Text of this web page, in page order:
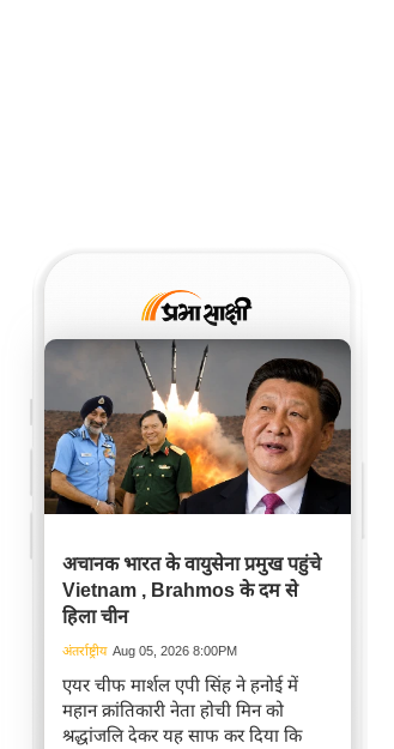
अचानक भारत के वायुसेना प्रमुख पहुंचे
Vietnam , Brahmos के दम से
हिला चीन
अंतर्राष्ट्रीय Aug 05, 2026 8:00PM
एयर चीफ मार्शल एपी सिंह ने हनोई में
महान क्रांतिकारी नेता होची मिन को
श्रद्धांजलि देकर यह साफ कर दिया कि